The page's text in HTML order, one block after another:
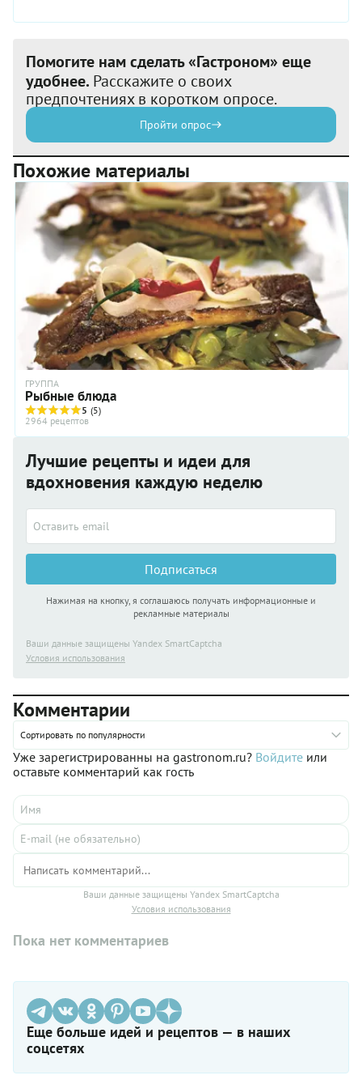
Помогите нам сделать «Гастроном» еще
удобнее. Расскажите о своих
предпочтениях в коротком опросе.
Пройти опрос
Похожие материалы
ГРУППА
Рыбные блюда
5 (5)
2964 рецептов
Лучшие рецепты и идеи для
вдохновения каждую неделю
Подписаться
Нажимая на кнопку, я соглашаюсь получать информационные и
рекламные материалы
Ваши данные защищены Yandex SmartCaptcha
Условия использования
Комментарии
Сортировать по популярности
Уже зарегистрированны на gastronom.ru? Войдите или
оставьте комментарий как гость
Ваши данные защищены Yandex SmartCaptcha
Условия использования
Пока нет комментариев
Еще больше идей и рецептов — в наших
соцсетях